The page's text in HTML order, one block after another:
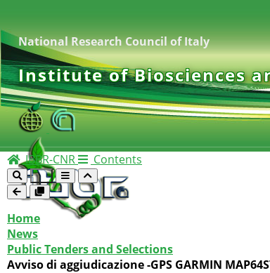
National Research Council of Italy
Institute of Biosciences
IBBR-CNR Contents
Home
News
Public Tenders and Selections
Avviso di aggiudicazione -GPS GARMIN